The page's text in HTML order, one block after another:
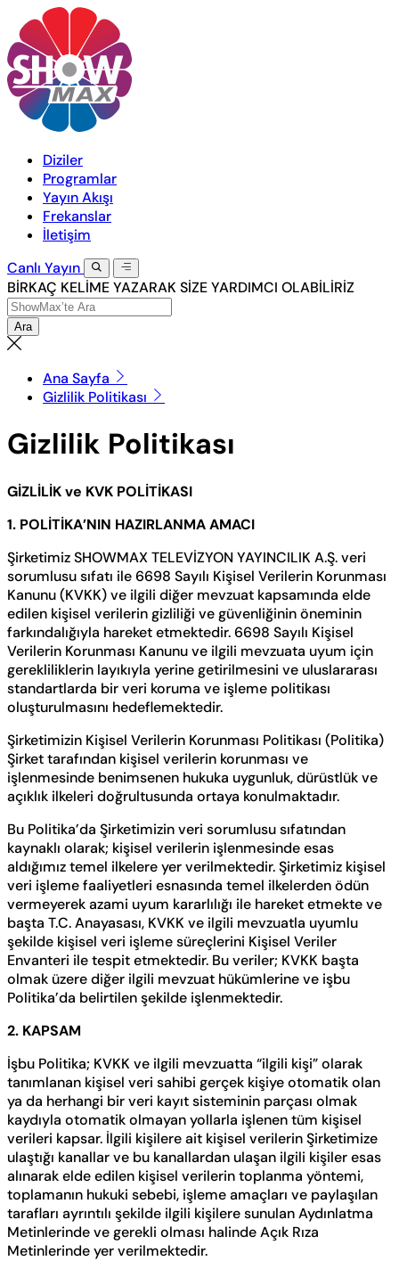
Diziler
Programlar
Yayın Akışı
Frekanslar
İletişim
Canlı Yayın
BİRKAÇ KELİME YAZARAK SİZE YARDIMCI OLABİLİRİZ
Ara
Ana Sayfa
Gizlilik Politikası
Gizlilik Politikası
GİZLİLİK ve KVK POLİTİKASI
1. POLİTİKA’NIN HAZIRLANMA AMACI
Şirketimiz SHOWMAX TELEVİZYON YAYINCILIK A.Ş. veri
sorumlusu sıfatı ile 6698 Sayılı Kişisel Verilerin Korunması
Kanunu (KVKK) ve ilgili diğer mevzuat kapsamında elde
edilen kişisel verilerin gizliliği ve güvenliğinin öneminin
farkındalığıyla hareket etmektedir. 6698 Sayılı Kişisel
Verilerin Korunması Kanunu ve ilgili mevzuata uyum için
gerekliliklerin layıkıyla yerine getirilmesini ve uluslararası
standartlarda bir veri koruma ve işleme politikası
oluşturulmasını hedeflemektedir.
Şirketimizin Kişisel Verilerin Korunması Politikası (Politika)
Şirket tarafından kişisel verilerin korunması ve
işlenmesinde benimsenen hukuka uygunluk, dürüstlük ve
açıklık ilkeleri doğrultusunda ortaya konulmaktadır.
Bu Politika’da Şirketimizin veri sorumlusu sıfatından
kaynaklı olarak; kişisel verilerin işlenmesinde esas
aldığımız temel ilkelere yer verilmektedir. Şirketimiz kişisel
veri işleme faaliyetleri esnasında temel ilkelerden ödün
vermeyerek azami uyum kararlılığı ile hareket etmekte ve
başta T.C. Anayasası, KVKK ve ilgili mevzuatla uyumlu
şekilde kişisel veri işleme süreçlerini Kişisel Veriler
Envanteri ile tespit etmektedir. Bu veriler; KVKK başta
olmak üzere diğer ilgili mevzuat hükümlerine ve işbu
Politika’da belirtilen şekilde işlenmektedir.
2. KAPSAM
İşbu Politika; KVKK ve ilgili mevzuatta “ilgili kişi” olarak
tanımlanan kişisel veri sahibi gerçek kişiye otomatik olan
ya da herhangi bir veri kayıt sisteminin parçası olmak
kaydıyla otomatik olmayan yollarla işlenen tüm kişisel
verileri kapsar. İlgili kişilere ait kişisel verilerin Şirketimize
ulaştığı kanallar ve bu kanallardan ulaşan ilgili kişiler esas
alınarak elde edilen kişisel verilerin toplanma yöntemi,
toplamanın hukuki sebebi, işleme amaçları ve paylaşılan
tarafları ayrıntılı şekilde ilgili kişilere sunulan Aydınlatma
Metinlerinde ve gerekli olması halinde Açık Rıza
Metinlerinde yer verilmektedir.